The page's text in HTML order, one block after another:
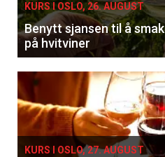
KURS I OSLO, 26. AUGUST
Benytt sjansen til å
på hvitviner
KURS I OSLO, 27. AUGUST